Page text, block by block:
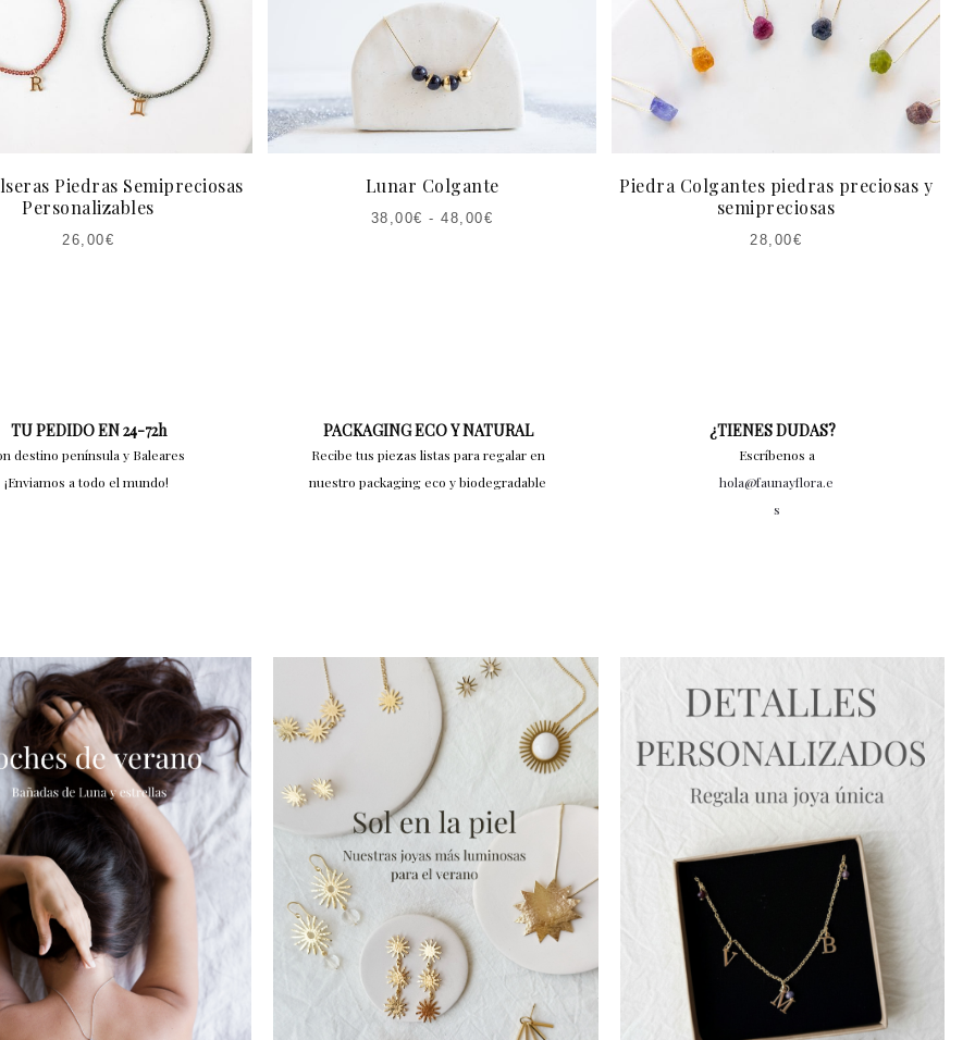
Piedras Semipreciosas
Personalizables
26,00€
Lunar Colgante
38,00€ -48,00€
Piedra Colgantes piedras preciosas y
semipreciosas
28,00€
TU PEDIDO EN 24-72h
destino península y Baleares
¡Enviamos a todo el mundo!
PACKAGING ECO Y NATURAL
Recibe tus piezas listas para regalar en
nuestro packaging eco y biodegradable
¿TIENES DUDAS?
Escríbenos a
hola@faunayflora.e
s